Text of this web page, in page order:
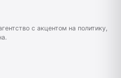
с акцентом на политику,